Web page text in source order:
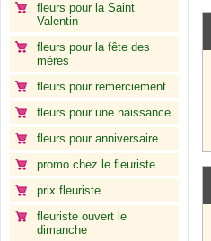
fleurs pour la Saint
Valentin
fleurs pour la fête des
mères
fleurs pour remerciement
fleurs pour une naissance
fleurs pour anniversaire
promo chez le fleuriste
prix fleuriste
fleuriste ouvert le
dimanche